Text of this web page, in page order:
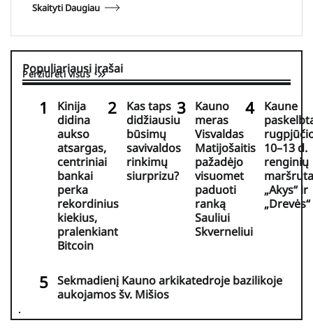
Skaityti Daugiau
Populiariausi įrašai
Peržiūrėti visus
Kinija
didina
aukso
atsargas,
centriniai
bankai
perka
rekordinius
kiekius,
pralenkiant
Bitcoin
Kas taps
didžiausiu
būsimų
savivaldos
rinkimų
siurprizu?
Kauno
meras
Visvaldas
Matijošaitis
pažadėjo
visuomet
paduoti
ranką
Sauliui
Skverneliui
Kaune
10–13 d.
renginių
„Akys“ ir
„Drevės“
Sekmadienį Kauno arkikatedroje bazilikoje
aukojamos šv. Mišios